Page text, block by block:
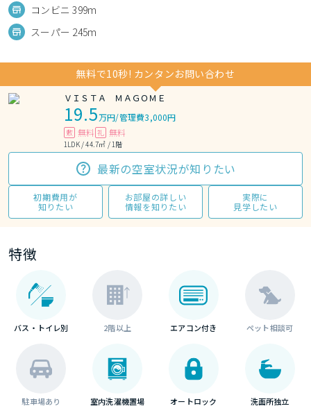
コンビニ 399m
スーパー 245m
無料で10秒! カンタンお問い合わせ
ＶＩＳＴＡ ＭＡＧＯＭＥ
19.5万円/管理費3,000円
敷 無料 礼 無料
1LDK / 44.7㎡ / 1階
最新の空室状況が知りたい
初期費用が
知りたい
お部屋の詳しい
情報を知りたい
実際に
見学したい
特徴
バス・トイレ別 2階以上 エアコン付き ペット相談可
駐車場あり 室内洗濯機置場 オートロック 洗面所独立